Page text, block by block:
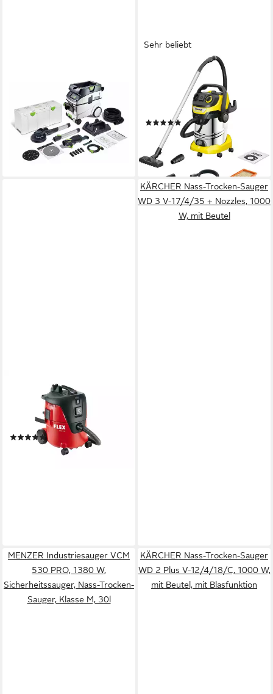
Trockenbauschleifer Festool
Langhalsschleifer- und
Sauger-Set PLANEX LHS 2
225 EQI/CTM 36-
ab 3.062,74 €
lieferbar - in 3-4 Werktagen bei dir
Sehr beliebt
Nass-Trocken-Sauger WD 6 P
S V-30/6/22/T, 1300 W, mit
(28)
199,00 € UVP272,49 €
-27%
lieferbar - in 1-2 Werktagen bei dir
Industriesauger VC 21 L MC,
1250 W, mit Beutel, und
manueller Filterabreinigung
(1)
ab 166,00 €
KÄRCHER Nass-Trocken-Sauger
WD 3 V-17/4/35 + Nozzles, 1000
W, mit Beutel
MENZER Industriesauger VCM
530 PRO, 1380 W,
Sicherheitssauger, Nass-Trocken-
Sauger, Klasse M, 30l
KÄRCHER Nass-Trocken-Sauger
WD 2 Plus V-12/4/18/C, 1000 W,
mit Beutel, mit Blasfunktion